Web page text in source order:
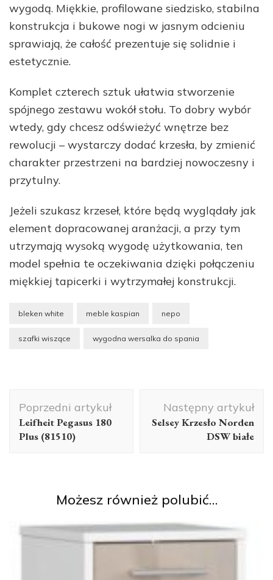
wygodą. Miękkie, profilowane siedzisko, stabilna
konstrukcja i bukowe nogi w jasnym odcieniu
sprawiają, że całość prezentuje się solidnie i
estetycznie.
Komplet czterech sztuk ułatwia stworzenie
spójnego zestawu wokół stołu. To dobry wybór
wtedy, gdy chcesz odświeżyć wnętrze bez
rewolucji – wystarczy dodać krzesła, by zmienić
charakter przestrzeni na bardziej nowoczesny i
przytulny.
Jeżeli szukasz krzeseł, które będą wyglądały jak
element dopracowanej aranżacji, a przy tym
utrzymają wysoką wygodę użytkowania, ten
model spełnia te oczekiwania dzięki połączeniu
miękkiej tapicerki i wytrzymałej konstrukcji.
bleken white meble kaspian nepo
szafki wiszące wygodna wersalka do spania
wpisu
Poprzedni artykuł
Leifheit Pegasus 180
Plus (81510)
Następny artykuł
Selsey Krzesło Norden
DSW białe
Możesz również polubić…